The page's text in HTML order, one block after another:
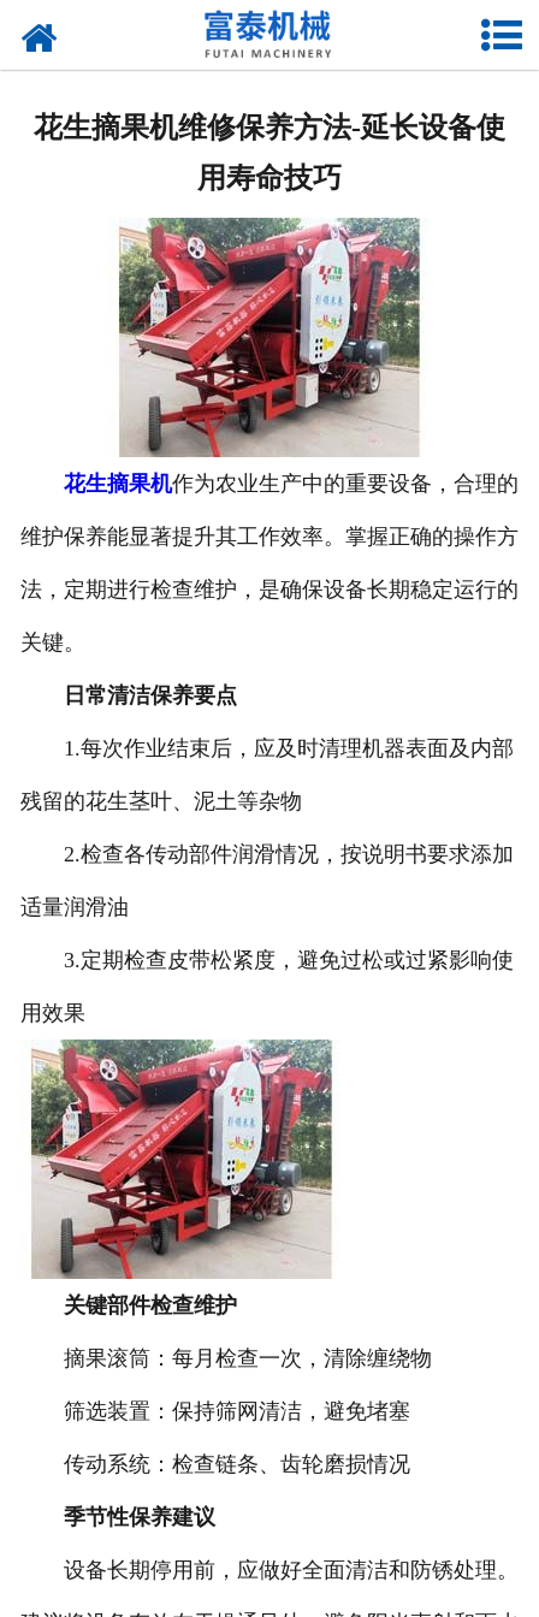
资质荣誉
新闻中心
厂房设备
联系我们
花生摘果机维修保养方法-延长设备使
用寿命技巧
花生摘果机作为农业生产中的重要设备，合理的
维护保养能显著提升其工作效率。掌握正确的操作方
法，定期进行检查维护，是确保设备长期稳定运行的
关键。
日常清洁保养要点
1.每次作业结束后，应及时清理机器表面及内部
残留的花生茎叶、泥土等杂物
2.检查各传动部件润滑情况，按说明书要求添加
适量润滑油
3.定期检查皮带松紧度，避免过松或过紧影响使
用效果
关键部件检查维护
摘果滚筒：每月检查一次，清除缠绕物
筛选装置：保持筛网清洁，避免堵塞
传动系统：检查链条、齿轮磨损情况
季节性保养建议
设备长期停用前，应做好全面清洁和防锈处理。